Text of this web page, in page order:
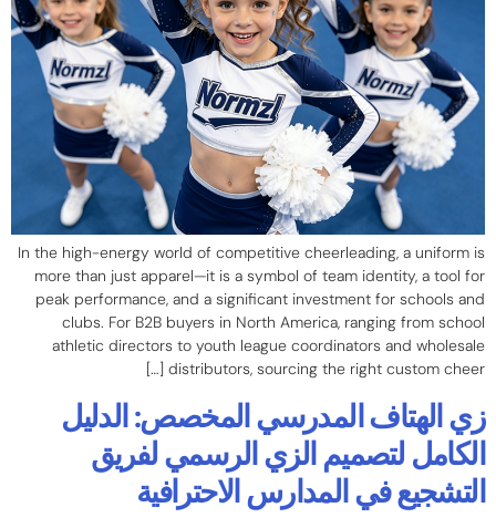
In the high-energy world of competitive cheerleading, a uniform is
more than just apparel—it is a symbol of team identity, a tool for
peak performance, and a significant investment for schools and
clubs. For B2B buyers in North America, ranging from school
athletic directors to youth league coordinators and wholesale
distributors, sourcing the right custom cheer
[…]
زي الهتاف المدرسي المخصص: الدليل
الكامل لتصميم الزي الرسمي لفريق
التشجيع في المدارس الاحترافية